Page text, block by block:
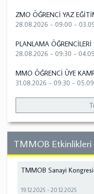
ZMO ÖĞRENCİ YAZ
28.08.2026 - 09:00 -
PLANLAMA
28.08.2026 - 09:30 -
MMO ÖĞRENCİ ÜYE
31.08.2026 - 09:30 -
TMMOB Etkinlikleri
TMMOB Sanayi Kongresi
19.12.2025 -20.12.2025